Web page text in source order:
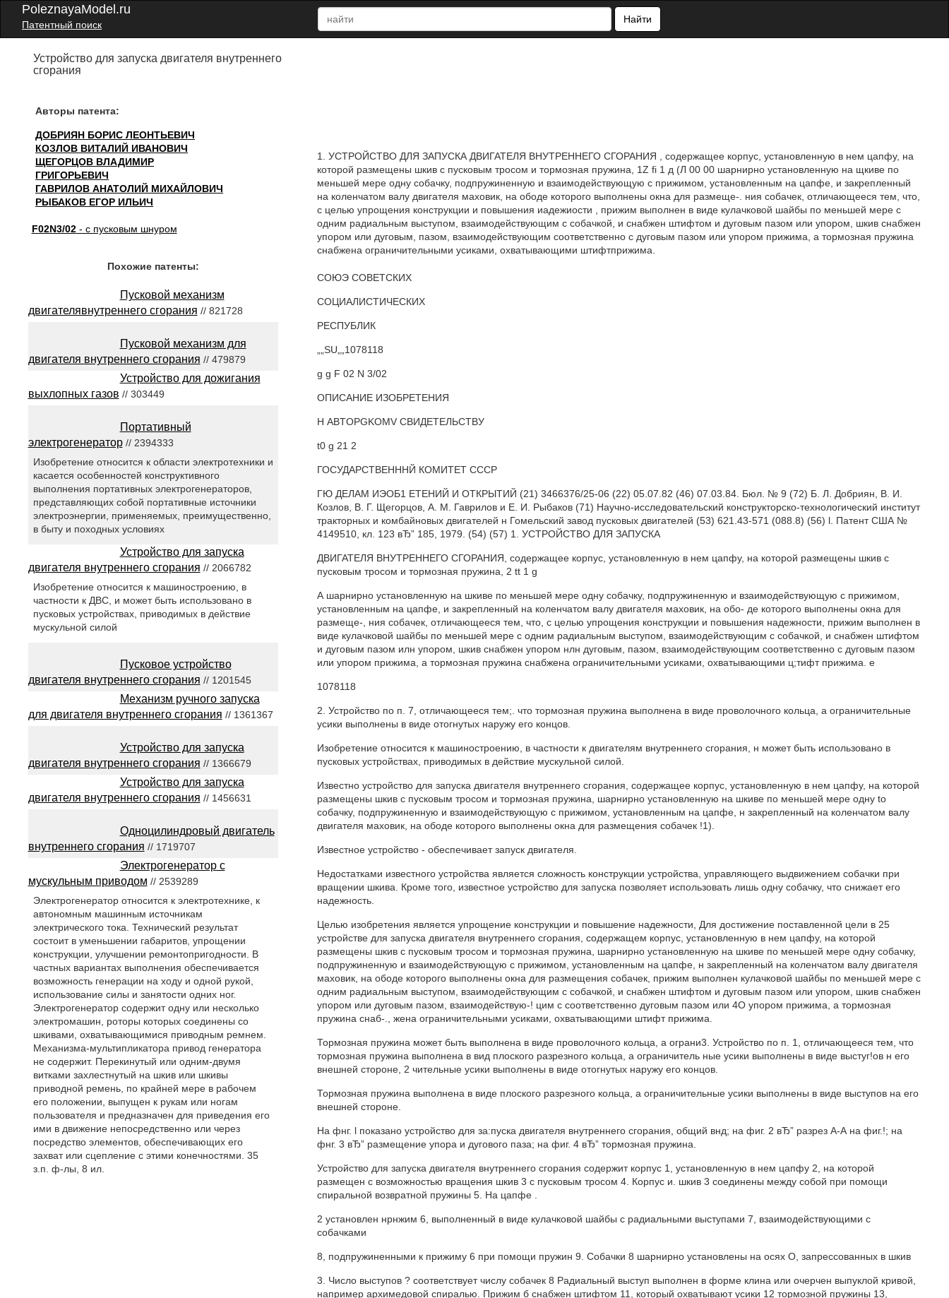
PoleznayaModel.ru
Патентный поиск
Найти
Устройство для запуска двигателя внутреннего
сгорания
Авторы патента:
ДОБРИЯН БОРИС ЛЕОНТЬЕВИЧ
КОЗЛОВ ВИТАЛИЙ ИВАНОВИЧ
ЩЕГОРЦОВ ВЛАДИМИР
ГРИГОРЬЕВИЧ
ГАВРИЛОВ АНАТОЛИЙ МИХАЙЛОВИЧ
РЫБАКОВ ЕГОР ИЛЬИЧ
F02N3/02- с пусковым шнуром
1. УСТРОЙСТВО ДЛЯ ЗАПУСКА ДВИГАТЕЛЯ ВНУТРЕННЕГО СГОРАНИЯ , содержащее корпус, установленную в нем цапфу, на
которой размещены шкив с пусковым тросом и тормозная пружина, 1Z fi 1 д (Л 00 00 шарнирно установленную на щкиве по
меньшей мере одну собачку, подпружиненную и взаимодействующую с прижимом, установленным на цапфе, и закрепленный
на коленчатом валу двигателя маховик, на ободе которого выполнены окна для размеще-. ния собачек, отличающееся тем, что,
с целью упрощения конструкции и повышения иадежиости , прижим выполнен в виде кулачковой шайбы по меньшей мере с
одним радиальным выступом, взаимодействующим с собачкой, и снабжен штифтом и дуговым пазом или упором, шкив снабжен
упором или дуговым, пазом, взаимодействующим соответственно с дуговым пазом или упором прижима, а тормозная пружина
снабжена ограничительными усиками, охватывающими штифтприжима.
СОЮЭ СОВЕТСКИХ
СОЦИАЛИСТИЧЕСКИХ
РЕСПУБЛИК
„„SU„„1078118
g g F 02 N 3/02
ОПИСАНИЕ ИЗОБРЕТЕНИЯ
Н ABTOPGKOMV СВИДЕТЕЛЬСТВУ
t0 g 21 2
ГОСУДАРСТВЕНННЙ КОМИТЕТ СССР
ГЮ ДЕЛАМ ИЭОБ1 ЕТЕНИЙ И ОТКРЫТИЙ (21) 3466376/25-06 (22) 05.07.82 (46) 07.03.84. Бюл. № 9 (72) Б. Л. Добриян, В. И.
Козлов, В. Г. Щегорцов, А. М. Гаврилов и Е. И. Рыбаков (71) Научно-исследовательский конструкторско-технологический институт
тракторных и комбайновых двигателей н Гомельский завод пусковых двигателей (53) 621.43-571 (088.8) (56) l. Патент США №
4149510, кл. 123 вЂ” 185, 1979. (54) (57) 1. УСТРОЙСТВО ДЛЯ ЗАПУСКА
ДВИГАТЕЛЯ ВНУТРЕННЕГО СГОРАНИЯ, содержащее корпус, установленную в нем цапфу, на которой размещены шкив с
пусковым тросом и тормозная пружина, 2 tt 1 g
А шарнирно установленную на шкиве по меньшей мере одну собачку, подпружиненную и взаимодействующую с прижимом,
установленным на цапфе, и закрепленный на коленчатом валу двигателя маховик, на обо- де которого выполнены окна для
размеще-, ния собачек, отличающееся тем, что, с целью упрощения конструкции и повышения надежности, прижим выполнен в
виде кулачковой шайбы по меньшей мере с одним радиальным выступом, взаимодействующим с собачкой, и снабжен штифтом
и дуговым пазом илн упором, шкив снабжен упором нлн дуговым, пазом, взаимодействующим соответственно с дуговым пазом
или упором прижима, а тормозная пружина снабжена ограничительными усиками, охватывающими ц;тифт прижима. е
1078118
2. Устройство по п. 7, отличающееся тем;. что тормозная пружина выполнена в виде проволочного кольца, а ограничительные
усики выполнены в виде отогнутых наружу его концов.
Изобретение относится к машиностроению, в частности к двигателям внутреннего сгорания, н может быть использовано в
пусковых устройствах, приводимых в действие мускульной силой.
Известно устройство для запуска двигателя внутреннего сгорания, содержащее корпус, установленную в нем цапфу, на которой
размещены шкив с пусковым тросом и тормозная пружина, шарнирно установленную на шкиве по меньшей мере одну to
собачку, подпружиненную и взаимодействующую с прижимом, установленным на цапфе, н закрепленный на коленчатом валу
двигателя маховик, на ободе которого выполнены окна для размещения собачек !1).
Известное устройство - обеспечивает запуск двигателя.
Недостатками известного устройства является сложность конструкции устройства, управляющего выдвижением собачки при
вращении шкива. Кроме того, известное устройство для запуска позволяет использовать лишь одну собачку, что снижает его
надежность.
Целью изобретения является упрощение конструкции и повышение надежности, Для достижение поставленной цели в 25
устройстве для запуска двигателя внутреннего сгорания, содержащем корпус, установленную в нем цапфу, на которой
размещены шкив с пусковым тросом и тормозная пружина, шарнирно установленную на шкиве по меньшей мере одну собачку,
подпружиненную и взаимодействующую с прижимом, установленным на цапфе, н закрепленный на коленчатом валу двигателя
маховик, на ободе которого выполнены окна для размещения собачек, прижим выполнен кулачковой шайбы по меньшей мере с
одним радиальным выступом, взаимодействующим с собачкой, и снабжен штифтом и дуговым пазом или упором, шкив снабжен
упором или дуговым пазом, взаимодействую-! цим с соответственно дуговым пазом или 4О упором прижима, а тормозная
пружина снаб-., жена ограничительными усиками, охватывающими штифт прижима.
Тормозная пружина может быть выполнена в виде проволочного кольца, а ограни3. Устройство по п. 1, отличающееся тем, что
тормозная пружина выполнена в вид плоского разрезного кольца, а ограничитель ные усики выполнены в виде выстуг!ов н его
внешней стороне, 2 чительные усики выполнены в виде отогнутых наружу его концов.
Тормозная пружина выполнена в виде плоского разрезного кольца, а ограничительные усики выполнены в виде выступов на его
внешней стороне.
На фнг. l показано устройство для за:пуска двигателя внутреннего сгорания, общий внд; на фиг. 2 вЂ” разрез А-А на фиг.!; на
фнг. 3 вЂ” размещение упора и дугового паза; на фиг. 4 вЂ” тормозная пружина.
Устройство для запуска двигателя внутреннего сгорания содержит корпус 1, установленную в нем цапфу 2, на которой
размещен с возможностью вращения шкив 3 с пусковым тросом 4. Корпус и. шкив 3 соединены между собой при помощи
спиральной возвратной пружины 5. На цапфе .
2 установлен нрнжим 6, выполненный в виде кулачковой шайбы с радиальными выступами 7, взаимодействующими с
собачками
8, подпружиненными к прижиму 6 при помощи пружин 9. Собачки 8 шарнирно установлены на осях О, запрессованных в шкив
3. Число выступов ? соответствует числу собачек 8 Радиальный выступ выполнен в форме клина или очерчен выпуклой кривой,
например архимедовой спиралью. Прижим б снабжен штифтом 11, который охватывают усики 12 тормозной пружины 13,
Похожие патенты:
Пусковой механизм
двигателявнутреннего сгорания // 821728
Пусковой механизм для
двигателя внутреннего сгорания // 479879
Устройство для дожигания
выхлопных газов // 303449
Портативный
электрогенератор// 2394333
Изобретение относится к области электротехники и
касается особенностей конструктивного
выполнения портативных электрогенераторов,
представляющих собой портативные источники
электроэнергии, применяемых, преимущественно,
в быту и походных условиях
Устройство для запуска
двигателя внутреннего сгорания // 2066782
Изобретение относится к машиностроению, в
частности к ДВС, и может быть использовано в
пусковых устройствах, приводимых в действие
мускульной силой
Пусковое устройство
двигателя внутреннего сгорания // 1201545
Механизм ручного запуска
для двигателя внутреннего сгорания // 1361367
Устройство для запуска
двигателя внутреннего сгорания // 1366679
Устройство для запуска
двигателя внутреннего сгорания // 1456631
Одноцилиндровый двигатель
внутреннего сгорания // 1719707
Электрогенератор с
мускульным приводом // 2539289
Электрогенератор относится к электротехнике, к
автономным машинным источникам
электрического тока. Технический результат
состоит в уменьшении габаритов, упрощении
конструкции, улучшении ремонтопригодности. В
частных вариантах выполнения обеспечивается
возможность генерации на ходу и одной рукой,
использование силы и занятости одних ног.
Электрогенератор содержит одну или несколько
электромашин, роторы которых соединены со
шкивами, охватывающимися приводным ремнем.
Механизма-мультипликатора привод генератора
не содержит. Перекинутый или одним-двумя
витками захлестнутый на шкив или шкивы
приводной ремень, по крайней мере в рабочем
его положении, выпущен к рукам или ногам
пользователя и предназначен для приведения его
ими в движение непосредственно или через
посредство элементов, обеспечивающих его
захват или сцепление с этими конечностями. 35
з.п. ф-лы, 8 ил.